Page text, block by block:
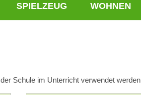
SPIELZEUG WOHNEN
Schule im Unterricht verwendet werden